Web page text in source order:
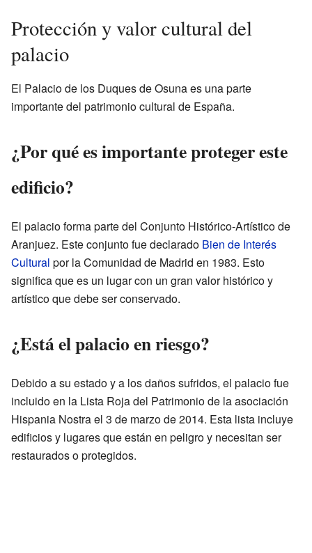
Protección y valor cultural del
palacio
El Palacio de los Duques de Osuna es una parte
importante del patrimonio cultural de España.
¿Por qué es importante proteger este
edificio?
El palacio forma parte del Conjunto Histórico-Artístico de
Aranjuez. Este conjunto fue declarado Bien de Interés
Cultural por la Comunidad de Madrid en 1983. Esto
significa que es un lugar con un gran valor histórico y
artístico que debe ser conservado.
¿Está el palacio en riesgo?
Debido a su estado y a los daños sufridos, el palacio fue
incluido en la Lista Roja del Patrimonio de la asociación
Hispania Nostra el 3 de marzo de 2014. Esta lista incluye
edificios y lugares que están en peligro y necesitan ser
restaurados o protegidos.